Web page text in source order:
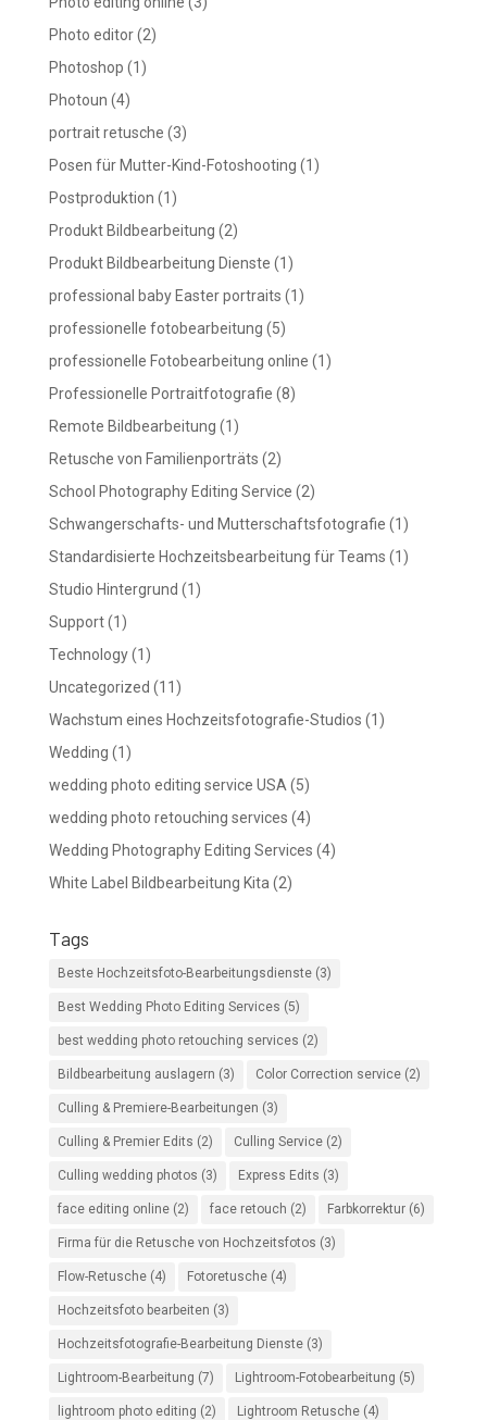
Photo editor(2)
Photoshop (1)
Photoun (4)
portrait retusche (3)
Posen für Mutter-Kind-Fotoshooting (1)
Postproduktion (1)
Produkt Bildbearbeitung (2)
Produkt Bildbearbeitung Dienste (1)
professional baby Easter portraits (1)
professionelle fotobearbeitung (5)
professionelle Fotobearbeitung online (1)
Professionelle Portraitfotografie (8)
Remote Bildbearbeitung (1)
Retusche von Familienporträts (2)
School Photography Editing Service (2)
Schwangerschafts- und Mutterschaftsfotografie (1)
Standardisierte Hochzeitsbearbeitung für Teams (1)
Studio Hintergrund (1)
Support(1)
Technology(1)
Uncategorized (11)
Wachstum eines Hochzeitsfotografie-Studios (1)
Wedding (1)
wedding photo editing service USA (5)
wedding photo retouching services (4)
Wedding Photography Editing Services (4)
White Label Bildbearbeitung Kita (2)
Tags
Beste Hochzeitsfoto-Bearbeitungsdienste(3)
Best Wedding Photo Editing Services (5)
best wedding photo retouching services (2)
Bildbearbeitung auslagern (3) Color Correction service(2)
Culling & Premiere-Bearbeitungen (3)
Culling & Premier Edits (2) Culling Service(2)
Culling wedding photos (3) Express Edits (3)
face editing online(2) face retouch (2) Farbkorrektur(6)
Firma für die Retusche von Hochzeitsfotos (3)
Flow-Retusche(4) Fotoretusche(4)
Hochzeitsfoto bearbeiten (3)
Hochzeitsfotografie-Bearbeitung Dienste(3)
Lightroom-Bearbeitung (7) Lightroom-Fotobearbeitung (5)
lightroom photo editing (2) Lightroom Retusche(4)